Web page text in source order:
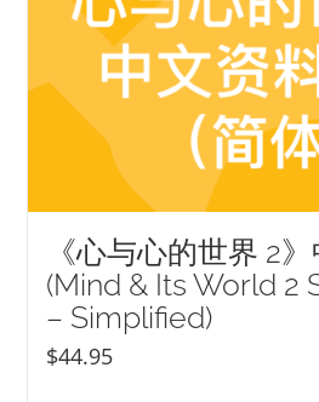
《心与心的世界 2
(Mind & Its World 2
– Simplified)
$44.95